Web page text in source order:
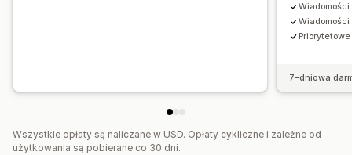
7-dniowa
Wszystkie opłaty są naliczane w USD. Opłaty cykliczne i zależne od
użytkowania są pobierane co 30 dni.